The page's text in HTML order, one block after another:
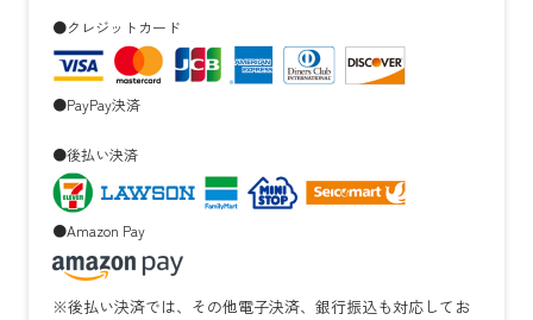
●クレジットカード
●PayPay決済
●後払い決済
●Amazon Pay
※後払い決済では、その他電子決済、銀行振込も対応してお